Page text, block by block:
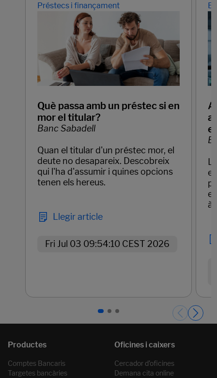
Préstecs i finançament
Què passa amb un préstec si en
mor el titular?
Banc Sabadell
Quan el titular d'un préstec mor, el
deute no desapareix. Descobreix
qui l'ha d'assumir i quines opcions
tenen els hereus.
Llegir article
Fri Jul 03 09:54:10 CEST 2026
el
Comptes Bancaris
Targetes bancàries
Cercador d’oficines
Demana cita online